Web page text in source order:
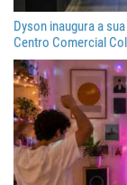
Dyson inaugura a
Centro Comercial